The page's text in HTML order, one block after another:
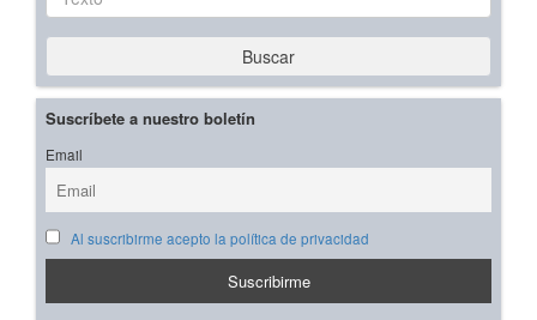
Buscar
Suscríbete a nuestro boletín
Email
Al suscribirme acepto la política de privacidad